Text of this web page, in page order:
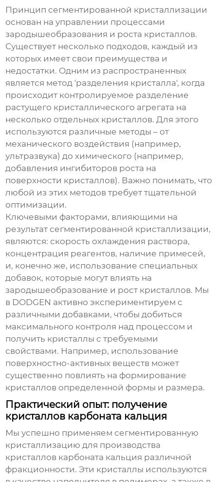
Принцип сегментированной кристаллизации
основан на управлении процессами
зародышеобразования и роста кристаллов.
Существует несколько подходов, каждый из
которых имеет свои преимущества и
недостатки. Одним из распространенных
является метод 'разделения кристалла', когда
происходит контролируемое разделение
растущего кристаллического агрегата на
несколько отдельных кристаллов. Для этого
используются различные методы – от
механического воздействия (например,
ультразвука) до химического (например,
добавления ингибиторов роста на
поверхности кристаллов). Важно понимать, что
любой из этих методов требует тщательной
оптимизации.
Ключевыми факторами, влияющими на
результат сегментированной кристаллизации,
являются: скорость охлаждения раствора,
концентрация реагентов, наличие примесей,
и, конечно же, использование специальных
добавок, которые могут влиять на
зародышеобразование и рост кристаллов. Мы
в DODGEN активно экспериментируем с
различными добавками, чтобы добиться
максимального контроля над процессом и
получить кристаллы с требуемыми
свойствами. Например, использование
поверхностно-активных веществ может
существенно повлиять на формирование
кристаллов определенной формы и размера.
Практический опыт: получение
кристаллов карбоната кальция
Мы успешно применяем сегментированную
кристаллизацию для производства
кристаллов карбоната кальция различной
фракционности. Эти кристаллы используются